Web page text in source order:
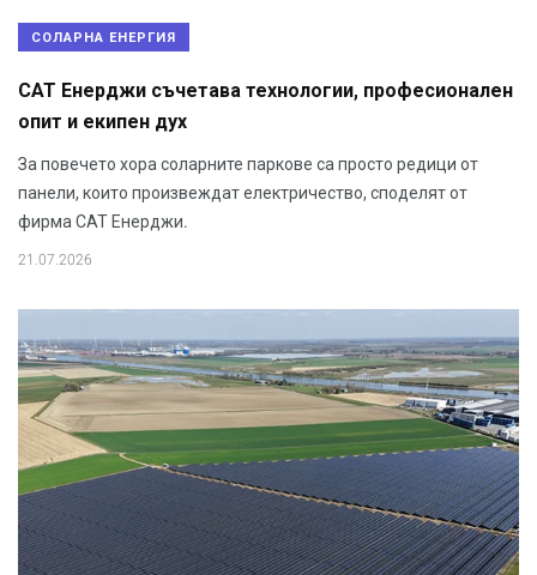
СОЛАРНА ЕНЕРГИЯ
САТ Енерджи съчетава технологии, професионален
опит и екипен дух
За повечето хора соларните паркове са просто редици от
панели, които произвеждат електричество, споделят от
фирма САТ Енерджи.
21.07.2026